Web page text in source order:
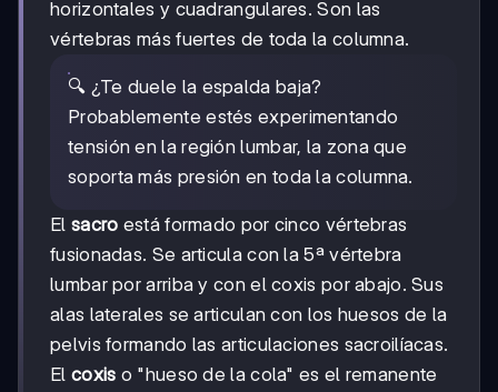
horizontales y cuadrangulares. Son las
vértebras más fuertes de toda la columna.
🔍 ¿Te duele la espalda baja?
Probablemente estés experimentando
tensión en la región lumbar, la zona que
soporta más presión en toda la columna.
El sacro está formado por cinco vértebras
fusionadas. Se articula con la 5ª vértebra
lumbar por arriba y con el coxis por abajo. Sus
alas laterales se articulan con los huesos de la
pelvis formando las articulaciones sacroilíacas.
El coxis o "hueso de la cola" es el remanente